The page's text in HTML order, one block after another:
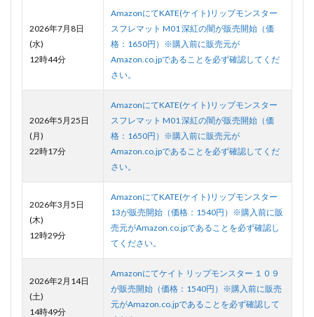
2026年7月8日
(水)
12時44分
AmazonにてKATE(ケイト)リップモンスター
スフレマット M01 深紅の闇が販売開始（価
格：1650円）※購入前に販売元が
Amazon.co.jpであることを必ず確認してくだ
さい。
2026年5月25日
(月)
22時17分
AmazonにてKATE(ケイト)リップモンスター
スフレマット M01 深紅の闇が販売開始（価
格：1650円）※購入前に販売元が
Amazon.co.jpであることを必ず確認してくだ
さい。
2026年3月5日
(木)
12時29分
AmazonにてKATE(ケイト)リップモンスター
13が販売開始（価格：1540円）※購入前に販
売元がAmazon.co.jpであることを必ず確認し
てください。
2026年2月14日
(土)
14時49分
Amazonにてケイト リップモンスター １０９
が販売開始（価格：1540円）※購入前に販売
元がAmazon.co.jpであることを必ず確認して